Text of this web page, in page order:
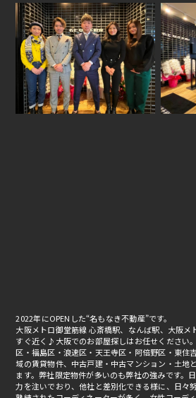
2022年にOPENした“名もなき不動産”です。
大阪メトロ御堂筋線 心斎橋駅、なんば駅、大阪メ
すぐ近く♪大阪でのお部屋探しはお任せください
区・福島区・浪速区・天王寺区・阿倍野区・東住
域の賃貸物件、中古戸建・中古マンション・土地
ます。弊社限定物件が多いのも弊社の強みです。
力を注いでおり、他社と差別化できる様に、日々